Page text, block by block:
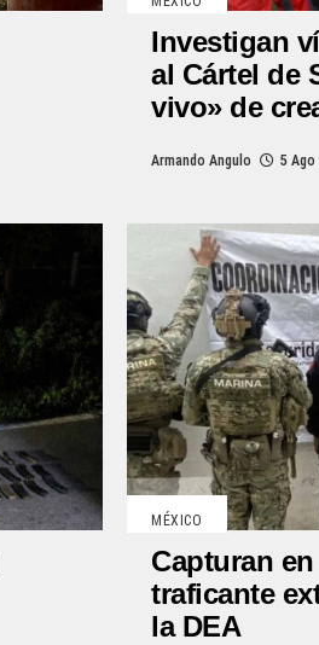
Investigan
al Cártel de
vivo» de
Armando Angulo 5 Ago
MÉXICO
Capturan
traficante
la DEA